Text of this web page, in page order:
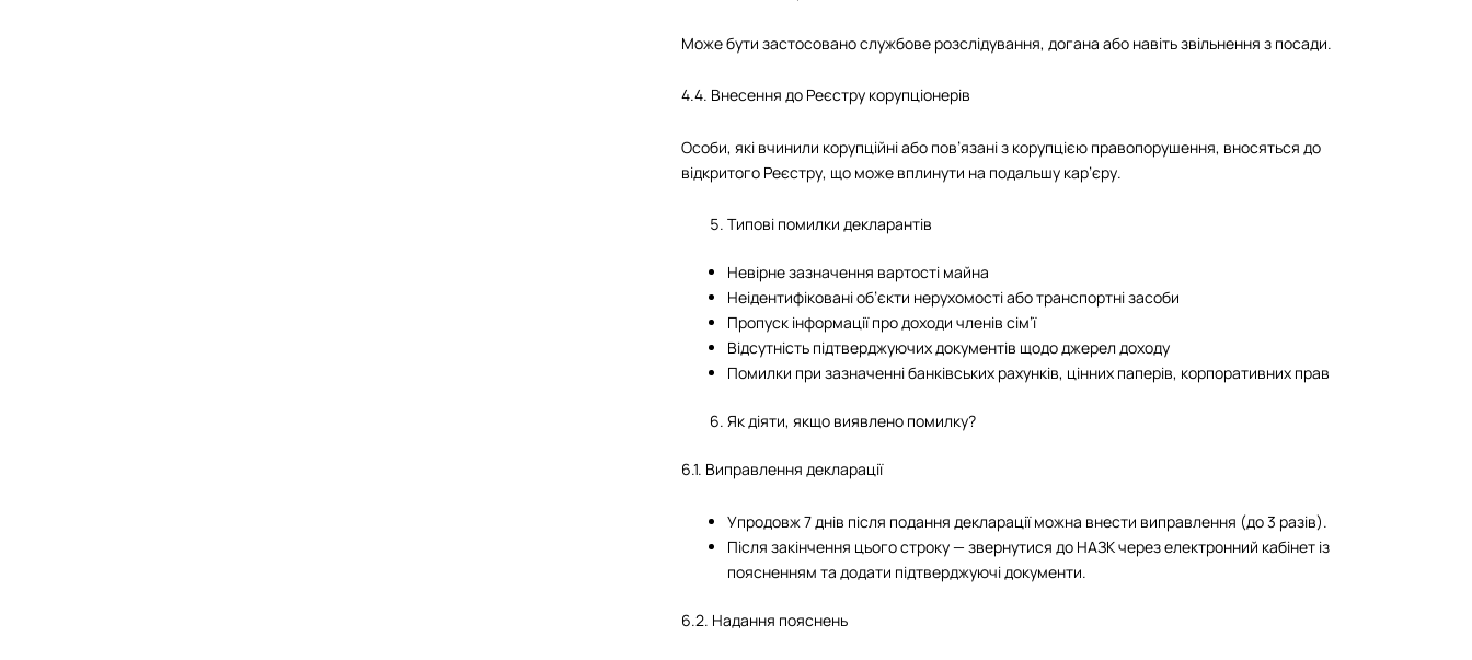
Може бути застосовано службове розслідування, догана або навіть звільнення з посади.
4.4. Внесення до Реєстру корупціонерів
Особи, які вчинили корупційні або пов’язані з корупцією правопорушення, вносяться до
відкритого Реєстру, що може вплинути на подальшу кар’єру.
Типові помилки декларантів
Невірне зазначення вартості майна
Неідентифіковані об’єкти нерухомості або транспортні засоби
Пропуск інформації про доходи членів сім’ї
Відсутність підтверджуючих документів щодо джерел доходу
Помилки при зазначенні банківських рахунків, цінних паперів, корпоративних прав
Як діяти, якщо виявлено помилку?
6.1. Виправлення декларації
Упродовж 7 днів після подання декларації можна внести виправлення (до 3 разів).
Після закінчення цього строку — звернутися до НАЗК через електронний кабінет із
поясненням та додати підтверджуючі документи.
6.2. Надання пояснень